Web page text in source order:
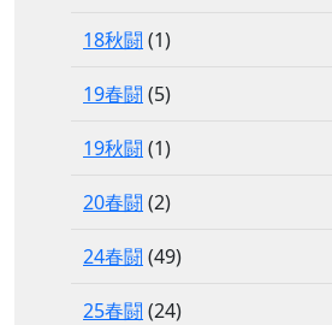
18秋闘 (1)
19春闘 (5)
19秋闘 (1)
20春闘 (2)
24春闘 (49)
25春闘 (24)